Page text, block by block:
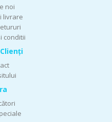
noi
livrare
conditii